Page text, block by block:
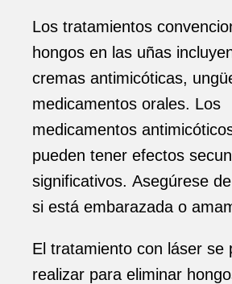
Los tratamientos
hongos en las uñas
cremas antimicóticas,
medicamentos orales. Los
medicamentos
pueden tener efectos
significativos. Asegúrese
si está embarazada o
El tratamiento con láser se
realizar para eliminar